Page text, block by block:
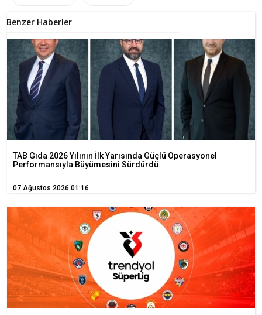
Benzer Haberler
TAB Gıda 2026 Yılının İlk Yarısında Güçlü Operasyonel
Performansıyla Büyümesini Sürdürdü
07 Ağustos 2026 01:16